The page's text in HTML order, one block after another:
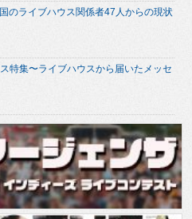
のライブハウス関係者47人からの現状
特集〜ライブハウスから届いたメッセ